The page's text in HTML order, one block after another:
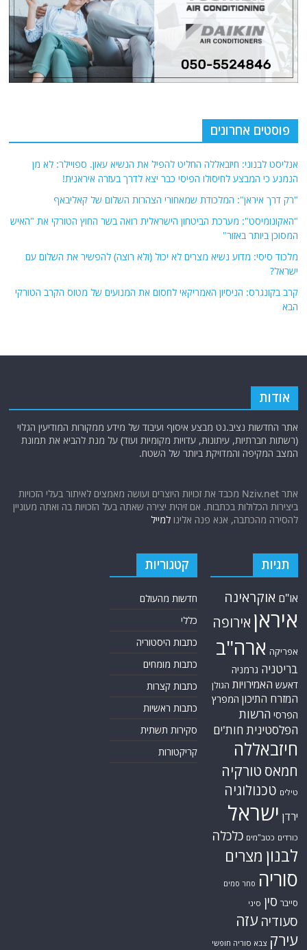
פוסטים אחרונים
אנליסט לבנוני: חיזבאללה החליט להפיל את הנשיא עאון. ספויילר: לא מן
הנמנע כי המבצע לחיסולו הפיסי כבר יצא לדרך בעזרה איראנית!
"רק דרך איראן": המלכודת שמאחורי הצהרות השלום של קאליבאף
"האקונומיסט": מערכת הביטחון הישראלית רואה בשר החוץ הטורקי את "האיש
המסוכן ביותר באזור"
מלכוד סיסי: מדוע נשיא מצרים לא יכול (ולא רוצה) להפשיר את השלום עם
ישראל?
קרב בקונגרס: הניסיון האמריקאי לחסום את המנועים של מטוס הקרב הטורקי
הבא
אודות
אתר החדשות נציב.נט מבצע איסוף ועיבוד של מידע ממקורות המודיעין הגלוי
(רשתות חברתיות, עיתונות, עדויות מקומיות ועוד) על מנת להביא את תמונת
המצב המקיפה והמדויקת ביותר של השטח.
אתר Nziv.net מכבד את זכויות היוצרים ועושה מאמצים לאיתור בעלי הזכויות
ביצירות הכלולות בכתבות. אם זיהית יצירה שאתה בעל הזכויות בה ואתה מעוניין
להסירה מהכתבה, אנא פנה אלינולמייל
תגיות
או"ם אוקראינה
איראן אירופה
אפריקה ארה"ב
בריטניה גרמניה
דאעש האמירויות הגולן
המזרח התיכון המפרץ
הפרסי הרשות
הפלסטינית חות'ים
חיזבאללה
חמאס טורקיה
טילים טכנולוגיה
ירדן ישראל
כורדים כטב"מים כלכלה
לבנון מצרים
סוריה סחר סמים
סייבר סין סיני
סעודיה עזה
עירק צבא סוריה חופשי
קטגוריות
חדשות מהעולם
כללי
כתבות היסטוריה
כתבות מומחים
כתבות קצרות
כתבות ראשיות
סקירות תשתית
קריקטורות